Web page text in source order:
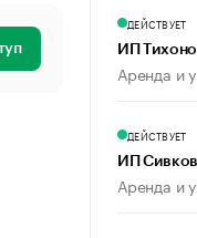
ДЕЙСТВУЕТ
ИП
Аренда и
ДЕЙСТВУЕТ
ИП
Аренда и